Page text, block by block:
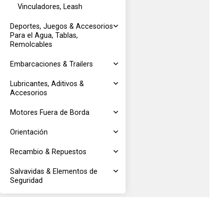
Vinculadores, Leash
Deportes, Juegos & Accesorios
Para el Agua, Tablas,
Remolcables
Embarcaciones & Trailers
Lubricantes, Aditivos &
Accesorios
Motores Fuera de Borda
Orientación
Recambio & Repuestos
Salvavidas & Elementos de
Seguridad